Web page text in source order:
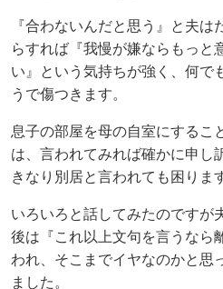
『合わないんだと思う』と夫
らすれば『我慢が嫌ならもっと
い』という気持ちが強く、何で
うで傷つきます。
息子の部屋を母の自室にするこ
は、言われてみれば確かに申し
きなり別居と言われても困りま
いろいろと話してみたのですが
後は『これ以上文句を言うなら
われ、そこまでイヤなのかと思
ました。